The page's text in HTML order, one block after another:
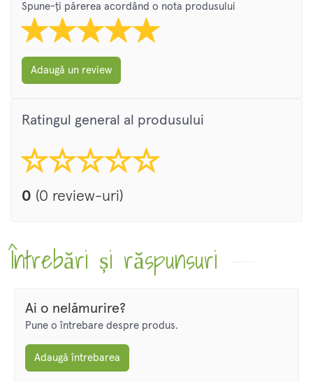
Spune-ți părerea acordând o nota produsului
Adaugă un review
Ratingul general al produsului
0 (0 review-uri)
Întrebări și răspunsuri
Ai o nelămurire?
Pune o întrebare despre produs.
Adaugă întrebarea